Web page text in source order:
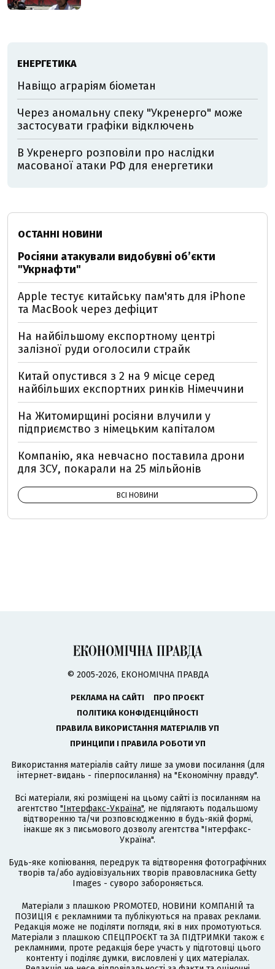
ЕНЕРГЕТИКА
Навіщо аграріям біометан
Через аномальну спеку "Укренерго" може
застосувати графіки відключень
В Укренерго розповіли про наслідки
масованої атаки РФ для енергетики
ОСТАННІ НОВИНИ
Росіяни атакували видобувні обʼєкти
"Укрнафти"
Apple тестує китайську пам'ять для iPhone
та MacBook через дефіцит
На найбільшому експортному центрі
залізної руди оголосили страйк
Китай опустився з 2 на 9 місце серед
найбільших експортних ринків Німеччини
На Житомирщині росіяни влучили у
підприємство з німецьким капіталом
Компанію, яка невчасно поставила дрони
для ЗСУ, покарали на 25 мільйонів
ВСІ НОВИНИ
© 2005-2026, ЕКОНОМІЧНА ПРАВДА
РЕКЛАМА НА САЙТІ
ПРО ПРОЄКТ
ПОЛІТИКА КОНФІДЕНЦІЙНОСТІ
ПРАВИЛА ВИКОРИСТАННЯ МАТЕРІАЛІВ УП
ПРИНЦИПИ І ПРАВИЛА РОБОТИ УП
Використання матеріалів сайту лише за умови посилання (для
інтернет-видань - гіперпосилання) на "Економічну правду".
Всі матеріали, які розміщені на цьому сайті із посиланням на
агентство "Інтерфакс-Україна", не підлягають подальшому
відтворенню та/чи розповсюдженню в будь-якій формі,
інакше як з письмового дозволу агентства "Інтерфакс-
Україна".
Будь-яке копіювання, передрук та відтворення фотографічних
творів та/або аудіовізуальних творів правовласника Getty
Images - суворо забороняється.
Матеріали з плашкою PROMOTED, НОВИНИ КОМПАНІЙ та
ПОЗИЦІЯ є рекламними та публікуються на правах реклами.
Редакція може не поділяти погляди, які в них промотуються.
Матеріали з плашкою СПЕЦПРОЄКТ та ЗА ПІДТРИМКИ також є
рекламними, проте редакція бере участь у підготовці цього
контенту і поділяє думки, висловлені у цих матеріалах.